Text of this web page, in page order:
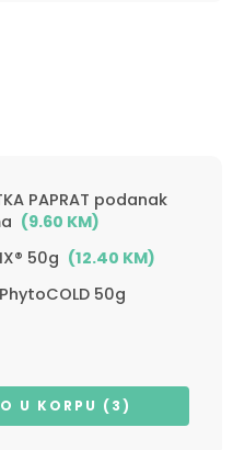
PAPRAT podanak
(9.60 KM)
50g (12.40 KM)
50g
U KORPU (3)